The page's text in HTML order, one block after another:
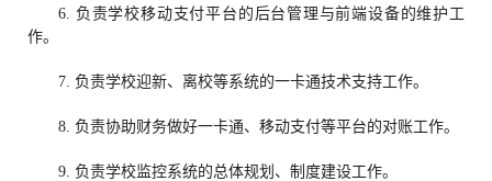
6. 负责学校移动支付平台的后台管理与前端设备的维护工
作。
7. 负责学校迎新、离校等系统的一卡通技术支持工作。
8. 负责协助财务做好一卡通、移动支付等平台的对账工作。
9. 负责学校监控系统的总体规划、制度建设工作。